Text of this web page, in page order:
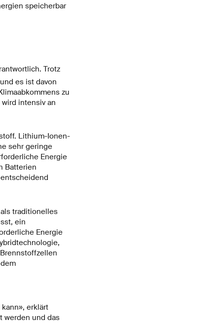
speicherbar
Trotz
es ist davon
zu
intensiv an
Lithium-Ionen-
sehr geringe
Energie
Batterien
traditionelles
ein
Energie
erklärt
werden und das